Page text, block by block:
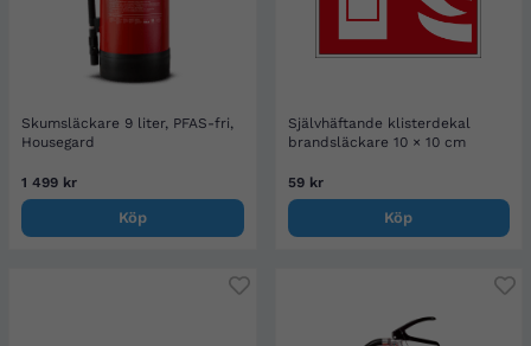
Skumsläckare 9 liter, PFAS-fri,
Housegard
1 499 kr
Köp
Självhäftande klisterdekal
brandsläckare 10 × 10 cm
59 kr
Köp